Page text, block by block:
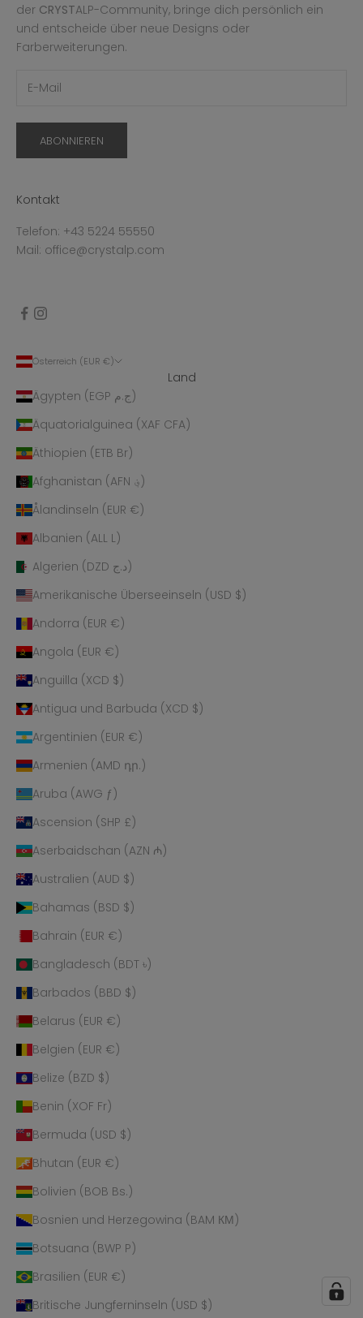
der CRYSTALP-Community, bringe dich persönlich ein
und entscheide über neue Designs oder
Farberweiterungen.
ABONNIEREN
Kontakt
Telefon: +43 5224 55550
Mail: office@crystalp.com
Österreich (EUR €)
Land
Ägypten (EGP ج.م)
Äquatorialguinea (XAF CFA)
Äthiopien (ETB Br)
Afghanistan (AFN ؋)
Ålandinseln (EUR €)
Albanien (ALL L)
Algerien (DZD د.ج)
Amerikanische Überseeinseln (USD $)
Andorra (EUR €)
Angola (EUR €)
Anguilla (XCD $)
Antigua und Barbuda (XCD $)
Argentinien (EUR €)
Armenien (AMD դր.)
Aruba (AWG ƒ)
Ascension (SHP £)
Aserbaidschan (AZN ₼)
Australien (AUD $)
Bahamas (BSD $)
Bahrain (EUR €)
Bangladesch (BDT ৳)
Barbados (BBD $)
Belarus (EUR €)
Belgien (EUR €)
Belize (BZD $)
Benin (XOF Fr)
Bermuda (USD $)
Bhutan (EUR €)
Bolivien (BOB Bs.)
Bosnien und Herzegowina (BAM КМ)
Botsuana (BWP P)
Brasilien (EUR €)
Britische Jungferninseln (USD $)